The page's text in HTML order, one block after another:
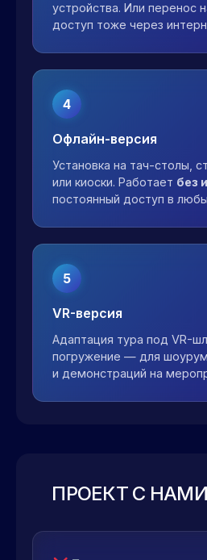
устройства. Или перенос
доступ тоже через
4
Офлайн-версия
Установка на тач-столы,
или киоски. Работает без
постоянный доступ в
5
VR-версия
Адаптация тура под VR-
погружение — для
и демонстраций на
ПРОЕКТ С